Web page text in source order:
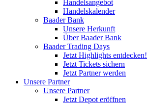
Handelsangebot
Handelskalender
Baader Bank
Unsere Herkunft
Über Baader Bank
Baader Trading Days
Jetzt Highlights entdecken!
Jetzt Tickets sichern
Jetzt Partner werden
Unsere Partner
Unsere Partner
Jetzt Depot eröffnen